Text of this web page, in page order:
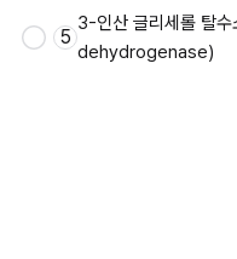
5
3-인산 글리세롤 탈
dehydrogenase)